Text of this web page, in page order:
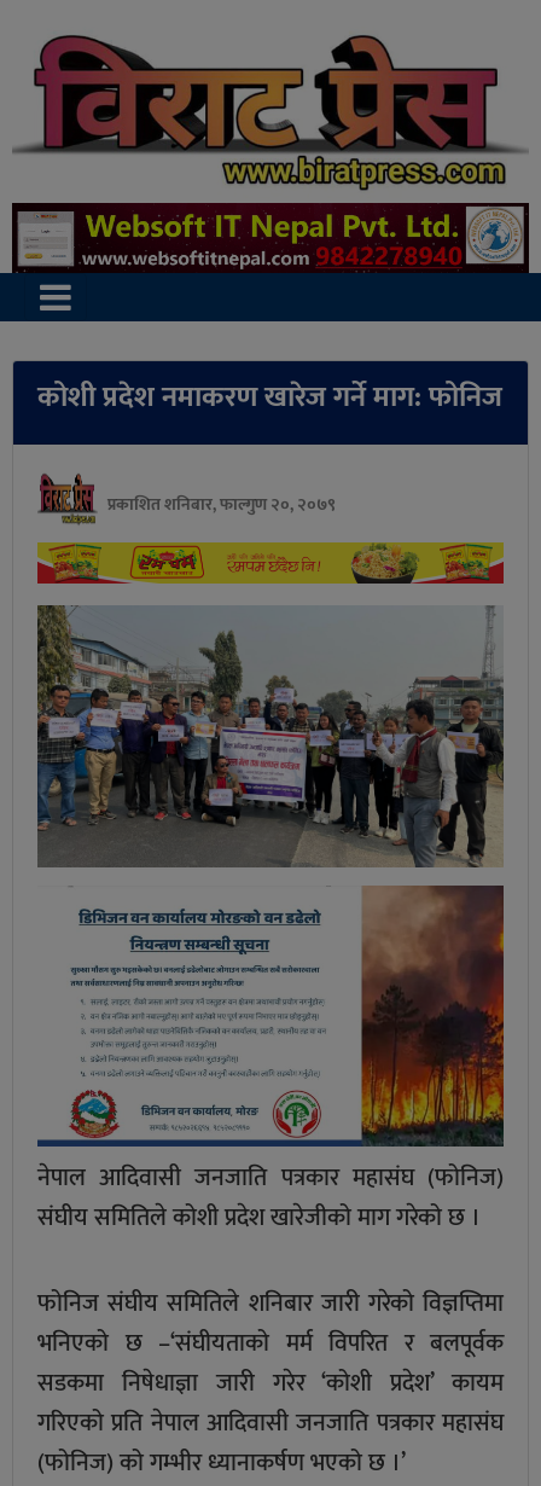
कोशी प्रदेश नमाकरण खारेज गर्ने माग: फोनिज
प्रकाशित शनिबार, फाल्गुण २०, २०७९
नेपाल आदिवासी जनजाति पत्रकार महासंघ (फोनिज)
संघीय समितिले कोशी प्रदेश खारेजीको माग गरेको छ ।
फोनिज संघीय समितिले शनिबार जारी गरेको विज्ञप्तिमा
भनिएको छ –‘संघीयताको मर्म विपरित र बलपूर्वक
सडकमा निषेधाज्ञा जारी गरेर ‘कोशी प्रदेश’ कायम
गरिएको प्रति नेपाल आदिवासी जनजाति पत्रकार महासंघ
(फोनिज) को गम्भीर ध्यानाकर्षण भएको छ ।’